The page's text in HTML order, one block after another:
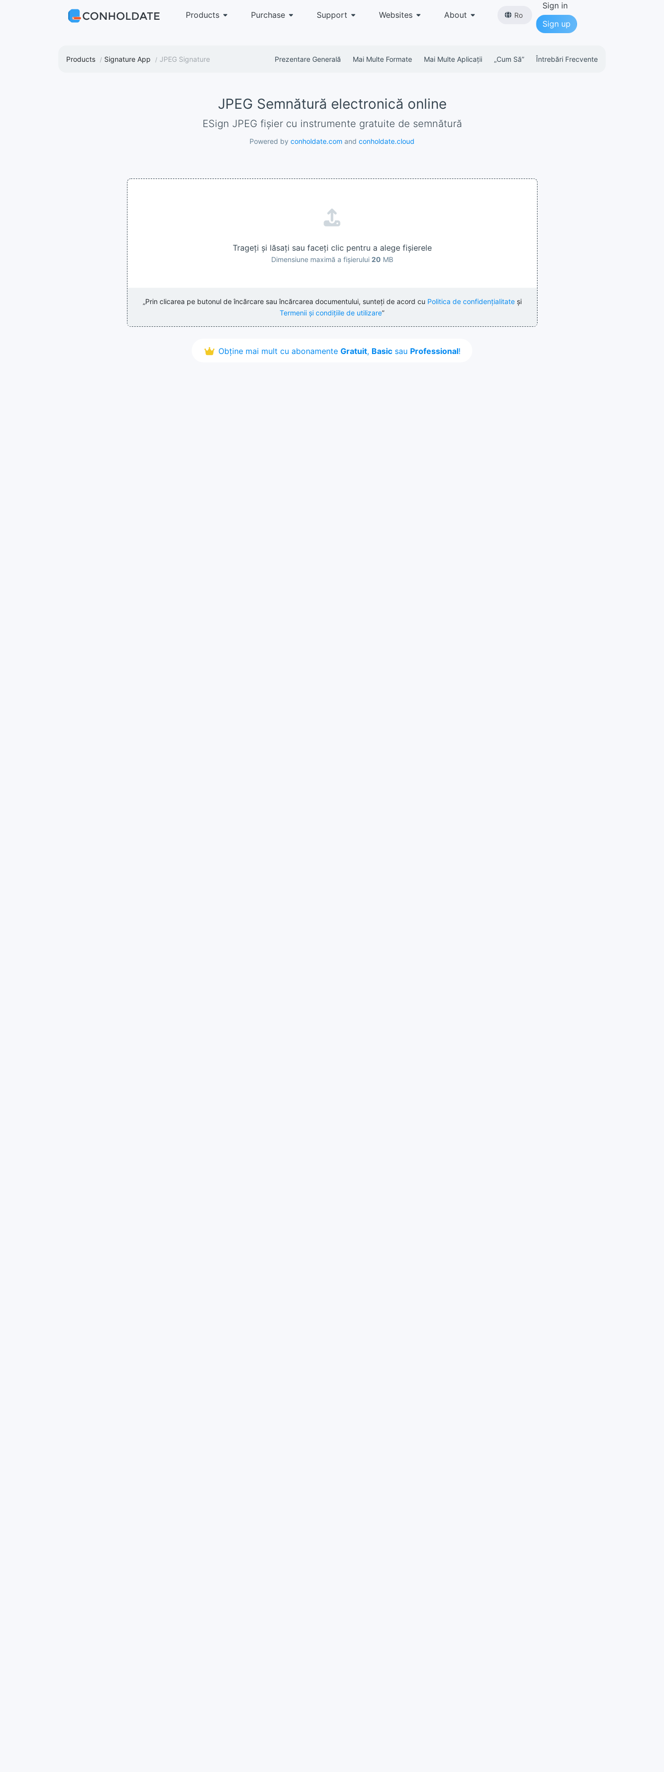
Products Purchase Support Websites About Ro
Sign in
Sign up
Products Signature App JPEG Signature Prezentare Generală Mai Multe Formate Mai Multe Aplicații „cum Să” Întrebări Frecvente
JPEG Semnătură electronică online
eSign JPEG fișier cu instrumente gratuite de semnătură
Powered by conholdate.com and conholdate.cloud
Trageți și lăsați sau faceți clic pentru a alege fișierele
Dimensiune maximă a fișierului 20 MB
„Prin clicarea pe butonul de încărcare sau încărcarea documentului, sunteți de acord cu Politica de confidențialitateși
Termenii și condițiile de utilizare”
Obține mai mult cu abonamente Gratuit, Basic sau Professional!